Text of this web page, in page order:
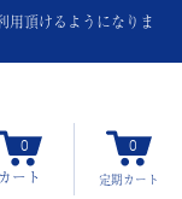
用頂けるようになりま
0
カート
0
定期カート